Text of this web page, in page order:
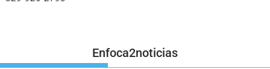
Enfoca2noticias